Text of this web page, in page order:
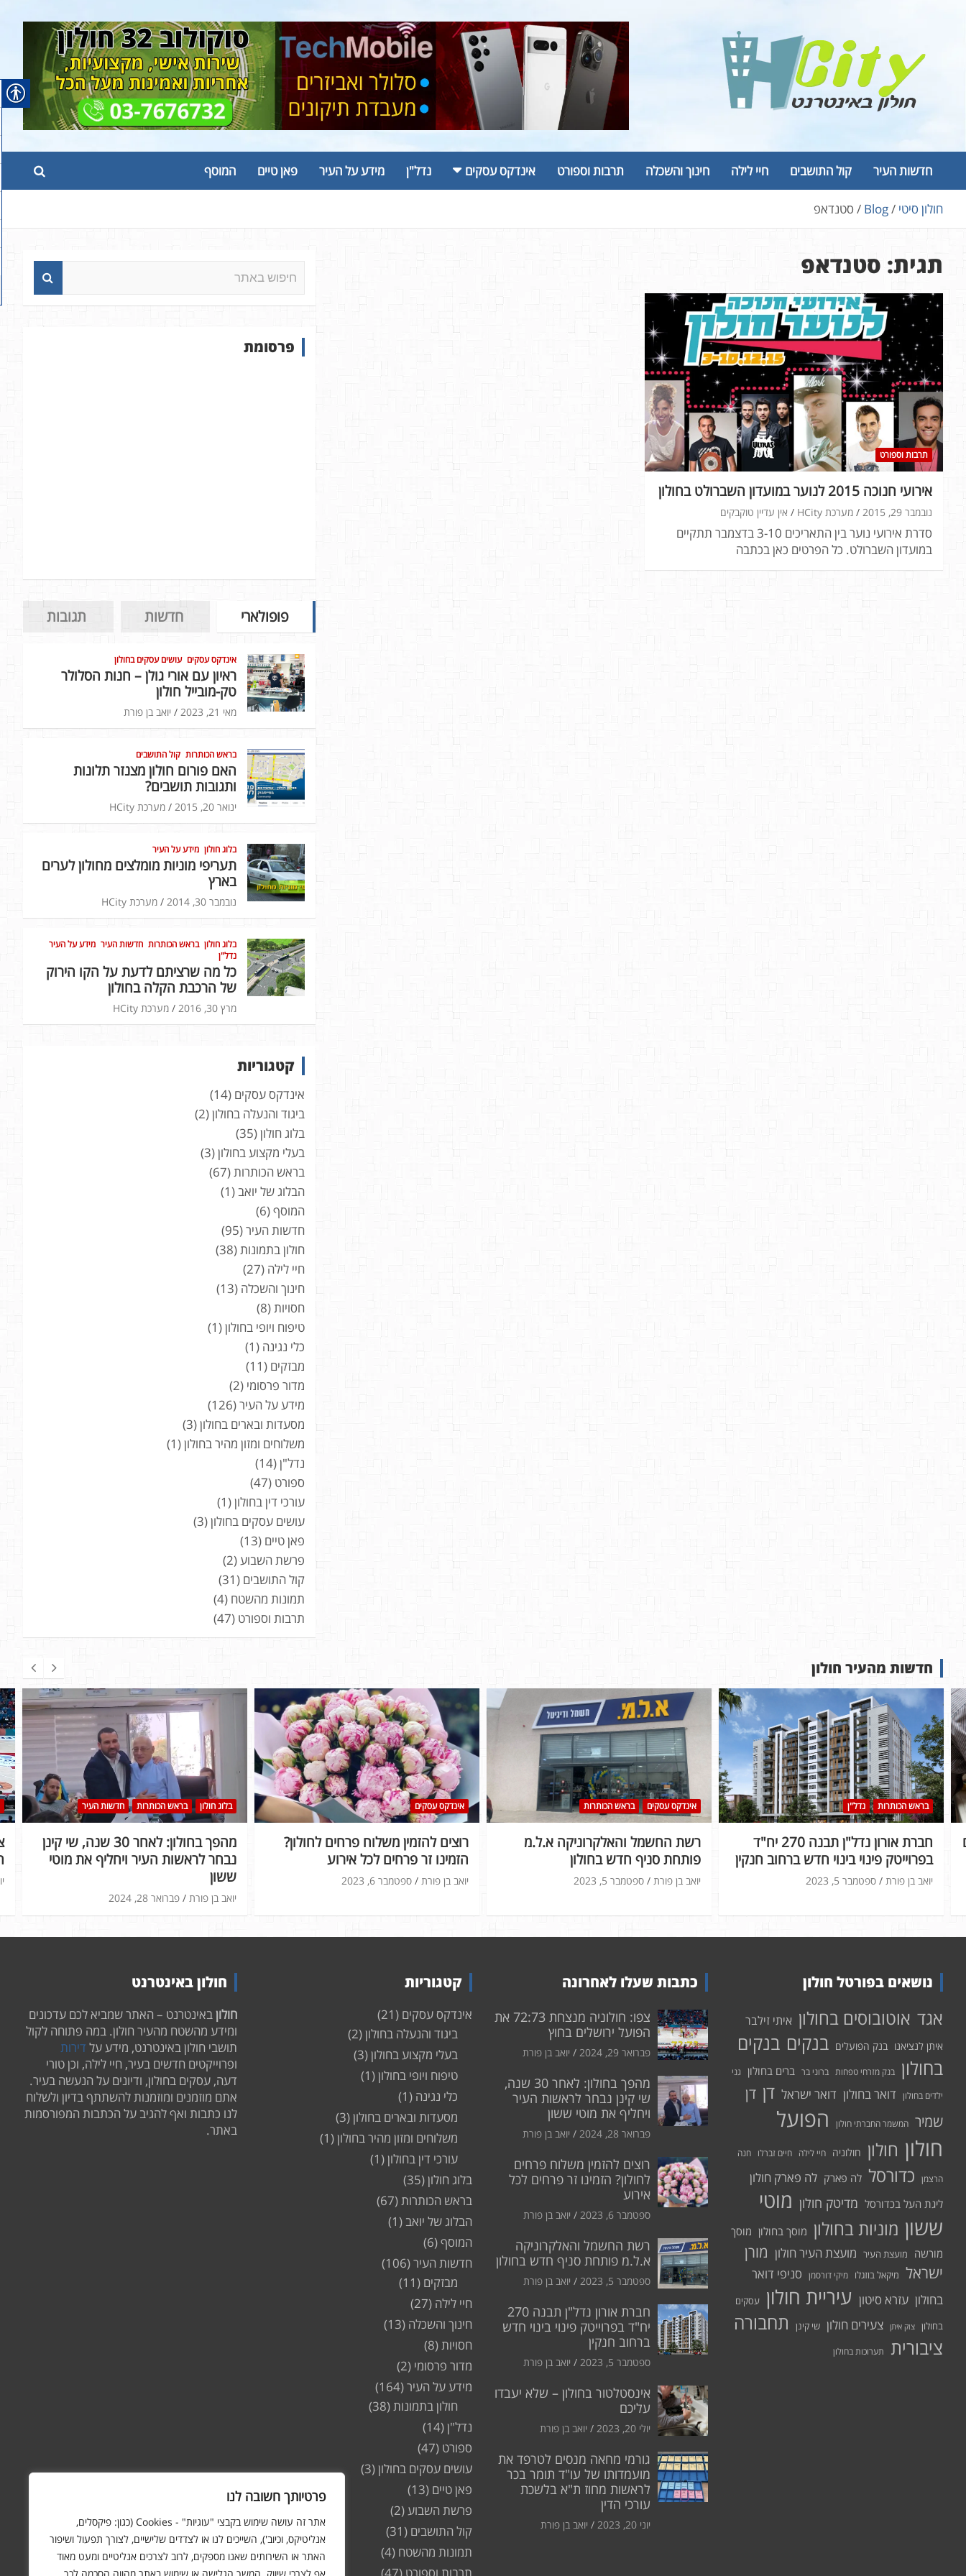
פרטיותך חשובה לנו
אתר זה עושה שימוש בקבצי "עוגיות" - Cookies (כגון: פיקסלים,
אנליטיקס, וכיוב'), השייכים לנו או לצדדים שלישיים, לצורך תפעול ושיפור
האתר או השירותים שאנו מספקים, לרוב לצרכים אנליטיים ומעט מאוד
חדשות העיר קול התושבים חיי לילה חינוך והשכלה תרבות וספורט אינדקס עסקים נדל"ן מידע על העיר פאן טיים המוסף
חולון סיטי Blog סטנדאפ
תגית: סטנדאפ
תרבות וספורט
אירועי חנוכה 2015 לנוער במועדון השברולט בחולון
נובמבר 29, 2015 מערכת HCity אין עדיין טוקבקים
סדרת אירועי נוער בין התאריכים 3-10 בדצמבר תתקיים
במועדון השברולט. כל הפרטים כאן בכתבה
פ
ש
פרסומת
פופולארי חדשות תגובות
אינדקס עסקים עושים עסקים בחולון
ראיון עם אורי גולן – חנות הסלולר
טק-מובייל חולון
מאי 21, 2023 יואב בן פורת
בראש הכותרות קול התושבים
האם פורום חולון מצנזר תלונות
ותגובות תושבים?
ינואר 20, 2015 מערכת HCity
בלוג חולון מידע על העיר
תעריפי מוניות מומלצים מחולון לערים
בארץ
נובמבר 30, 2014 מערכת HCity
בלוג חולון בראש הכותרות חדשות העיר מידע על העיר
נדל"ן
כל מה שרציתם לדעת על הקו הירוק
של הרכבת הקלה בחולון
מרץ 30, 2016 מערכת HCity
קטגוריות
אינדקס עסקים (14)
ביגוד והנעלה בחולון(2)
בלוג חולון(35)
בעלי מקצוע בחולון(3)
בראש הכותרות (67)
הבלוג של יואב (1)
המוסף(6)
חדשות העיר(95)
חולון בתמונות (38)
חיי לילה (27)
חינוך והשכלה (13)
חסויות (8)
טיפוח ויופי בחולון(1)
כלי נגינה (1)
מבזקים (11)
מדור פרסומי (2)
מידע על העיר(126)
מסעדות ובארים בחולון(3)
משלוחים ומזון מהיר בחולון(1)
נדל"ן(14)
ספורט (47)
עורכי דין בחולון(1)
עושים עסקים בחולון(3)
פאן טיים (13)
פרשת השבוע (2)
קול התושבים (31)
תמונות מהשטח (4)
תרבות וספורט (47)
חדשות מהעיר חולון
בלוג חולון בראש הכותרות חדשות העיר
מהפך בחולון: לאחר 30 שנה, שי קינן
נבחר לראשות העיר ויחליף את מוטי
ששון
פברואר 28, 2024 יואב בן פורת
אינדקס עסקים
רוצים להזמין משלוח פרחים לחולון?
הזמינו זר פרחים לכל אירוע
ספטמבר 6, 2023 יואב בן פורת
אינדקס עסקים בראש הכותרות
רשת החשמל והאלקרוניקה א.ל.מ
פותחת סניף חדש בחולון
ספטמבר 5, 2023 יואב בן פורת
בראש הכותרות נדל"ן
חברת אורון נדל"ן תבנה 270 יח"ד
בפרוייטק פינוי בינוי חדש ברחוב חנקין
ספטמבר 5, 2023 יואב בן פורת
נושאים בפורטל חולון
אגד אוטובוסים בחולון איתי זילבר
איתן לנציאנו בנק הפועלים בנקים בנקים
בחולון בנק מזרחי טפחות ברוני בר ברים בחולון גני
ילדים בחולון דואר בחולון דואר ישראל דן דן
שמיר המשמר החברתי חולון
הפועל
חולון חולון חולוניה חיי לילה חיים זברלו חנה
הרצמן כדורסל לה פארק לה פארק חולון
ליגת העל בכדורסל מדיטק חולון מוטי
ששון מוניות בחולון מוסך בחולון מוסך
מורשה
מועצת העיר מועצת העיר חולון מורן
ישראל מיקאל בוזגלו מיקי דורסמן סניפי דואר
בחולון עזרא סיטון עיריית חולון עסקים
בחולון
צוק איתן צעירים חולון שי קינן
תחבורה
ציבורית
תערוכות בחולון
כתבות שעלו לאחרונה
צפו: חולוניה מנצחת 72:73 את
הפועל ירושלים בחוץ
פברואר 29, 2024 יואב בן פורת
מהפך בחולון: לאחר 30 שנה,
שי קינן נבחר לראשות העיר
ויחליף את מוטי ששון
פברואר 28, 2024 יואב בן פורת
רוצים להזמין משלוח פרחים
לחולון? הזמינו זר פרחים לכל
אירוע
ספטמבר 6, 2023 יואב בן פורת
רשת החשמל והאלקרוניקה
א.ל.מ פותחת סניף חדש בחולון
ספטמבר 5, 2023 יואב בן פורת
חברת אורון נדל"ן תבנה 270
יח"ד בפרוייטק פינוי בינוי חדש
ברחוב חנקין
ספטמבר 5, 2023 יואב בן פורת
אינסטלטור בחולון – שלא יעבדו
עליכם
יולי 20, 2023 יואב בן פורת
גורמי מחאה מנסים לטרפד את
מועמדותו של עו"ד תומר בכר
לראשות מחוז ת"א בלשכת
עורכי הדין
יוני 20, 2023 יואב בן פורת
קטגוריות
אינדקס עסקים (21)
ביגוד והנעלה בחולון(2)
בעלי מקצוע בחולון(3)
טיפוח ויופי בחולון(1)
כלי נגינה (1)
מסעדות ובארים בחולון(3)
משלוחים ומזון מהיר בחולון(1)
עורכי דין בחולון(1)
בלוג חולון(35)
בראש הכותרות(67)
הבלוג של יואב (1)
המוסף(6)
חדשות העיר(106)
מבזקים (11)
חיי לילה (27)
חינוך והשכלה (13)
חסויות(8)
מדור פרסומי (2)
מידע על העיר(164)
חולון בתמונות(38)
נדל"ן(14)
ספורט (47)
עושים עסקים בחולון(3)
פאן טיים (13)
פרשת השבוע(2)
קול התושבים (31)
תמונות מהשטח (4)
חולון באינטרנט
חולוןבאינטרנט – האתר שמביא לכם עדכונים
ומידע מהשטח מהעיר חולון. במה פתוחה לקול
תושבי חולון באינטרנט, מידע על דירות
ופרוייקטים חדשים בעיר, חיי לילה, וכן טורי
דעה, עסקים בחולון, ודיונים על הנעשה בעיר.
אתם מוזמנים ומוזמנות להשתתף בדיון ולשלוח
לנו כתבות ואף להגיב על הכתבות המפורסמות
באתר.